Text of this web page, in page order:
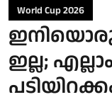
World Cup 2026
ഇനിയൊരു
ഇല്ല;